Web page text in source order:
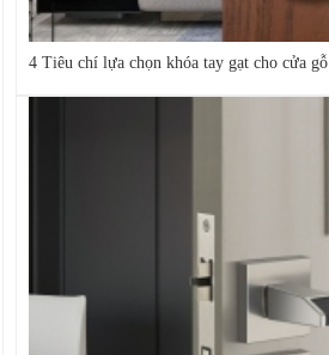
4 Tiêu chí lựa chọn khóa tay gạt cho cửa gỗ